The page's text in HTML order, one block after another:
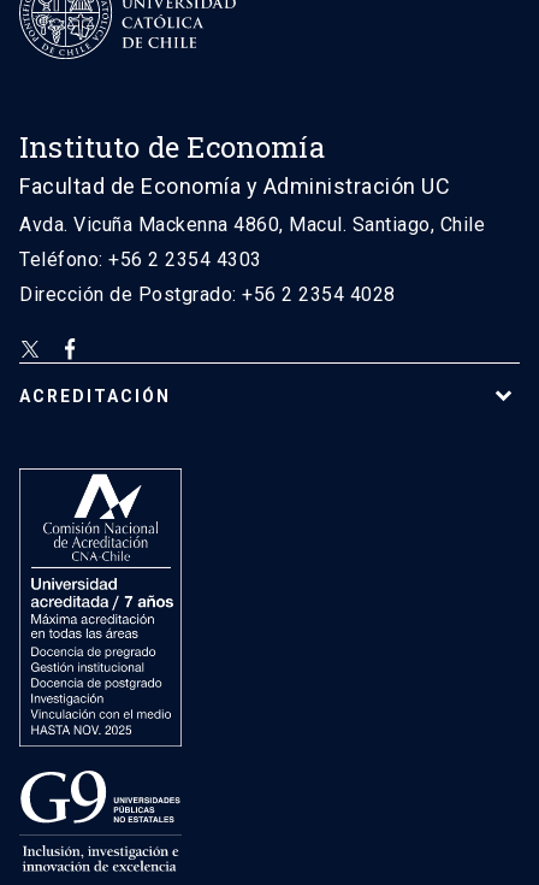
Instituto de Economía
Facultad de Economía y Administración UC
Avda. Vicuña Mackenna 4860, Macul. Santiago, Chile
Teléfono: +56 2 2354 4303
Dirección de Postgrado: +56 2 2354 4028
ACREDITACIÓN